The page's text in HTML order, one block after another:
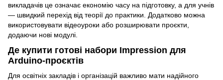
викладачів це означає економію часу на підготовку, а для учнів
— швидкий перехід від теорії до практики. Додатково можна
використовувати відеоуроки або розширювати проєкти,
додаючи нові модулі.
Де купити готові набори Impression для
Arduino-проєктів
Для освітніх закладів і організацій важливо мати надійного